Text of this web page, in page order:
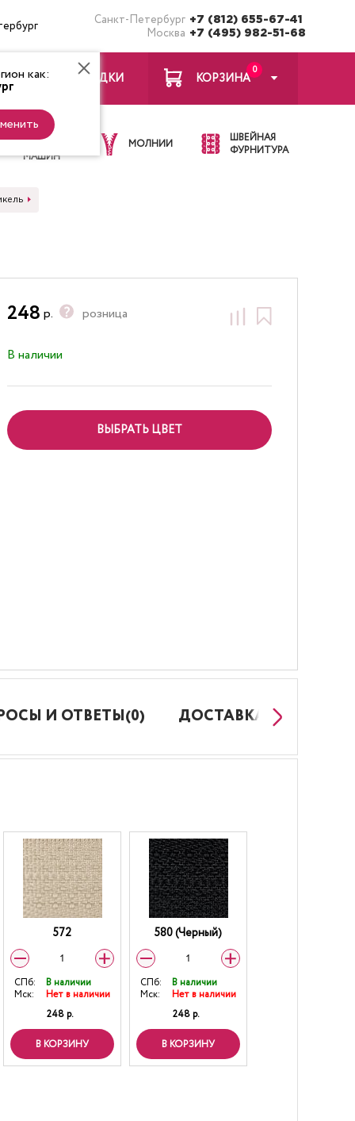
Санкт-Петербург +7 (812) 655-67-41
Москва +7 (495) 982-51-68
как: ЗАКЛАДКИ
0
КОРЗИНА
ИГЛЫ ДЛЯ
ШВЕЙНЫХ
МАШИН
МОЛНИИ
ШВЕЙНАЯ
ФУРНИТУРА
248 р. розница
В наличии
ВЫБРАТЬ ЦВЕТ
И ОТВЕТЫ(0) ДОСТАВКА И ОПЛАТА
572
СПб:
В наличии
Мск:
Нет в наличии
248 р.
В КОРЗИНУ
580 (Черный)
СПб:
В наличии
Мск:
Нет в наличии
248 р.
В КОРЗИНУ